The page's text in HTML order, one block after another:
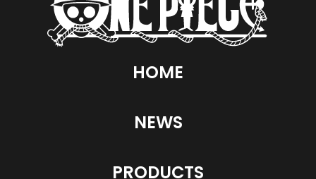
HOME
NEWS
PRODUCTS